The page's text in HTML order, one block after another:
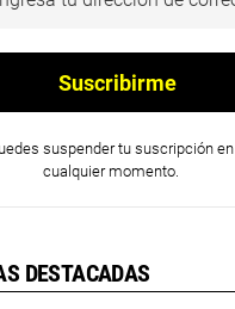
suspender tu suscripción en
cualquier momento.
DESTACADAS